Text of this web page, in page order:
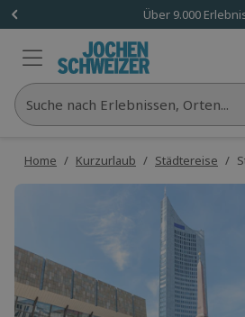
Über 9.000
Suche nach Erlebnissen, Orten...
Home / Kurzurlaub / Städtereise /